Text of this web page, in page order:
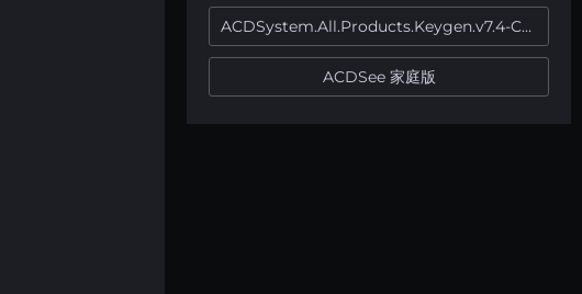
ACDSystem.All.Products.Keygen.v7.4-CORE
ACDSee 家庭版